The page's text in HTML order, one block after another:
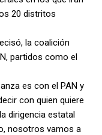
20 distritos
la coalición
partidos como el
es con el PAN y
con quien quiere
dirigencia estatal
nosotros vamos a